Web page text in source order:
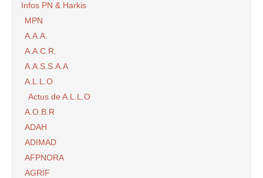
Infos PN & Harkis
MPN
A.A.A.
A.A.C.R.
A.A.S.S.A.A
A.L.L.O
Actus de A.L.L.O
A.O.B.R
ADAH
ADIMAD
AFPNORA
AGRIF